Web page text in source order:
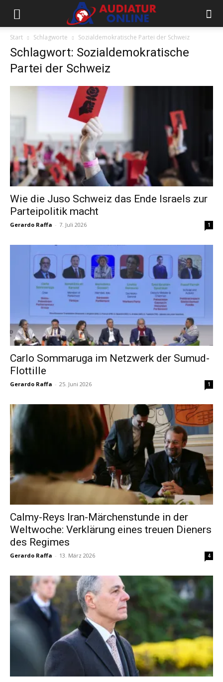
Start Schlagworte Sozialdemokratische Partei der Schweiz
Schlagwort: Sozialdemokratische
Partei der Schweiz
Wie die Juso Schweiz das Ende Israels zur
Parteipolitik macht
Gerardo Raffa - 7. Juli 2026 1
Carlo Sommaruga im Netzwerk der Sumud-
Flottille
Gerardo Raffa - 25. Juni 2026 1
Calmy-Reys Iran-Märchenstunde in der
Weltwoche: Verklärung eines treuen Dieners
des Regimes
Gerardo Raffa - 13. März 2026 4